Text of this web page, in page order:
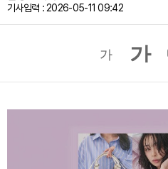
기사입력 : 2026-05-11 09:42
가 가